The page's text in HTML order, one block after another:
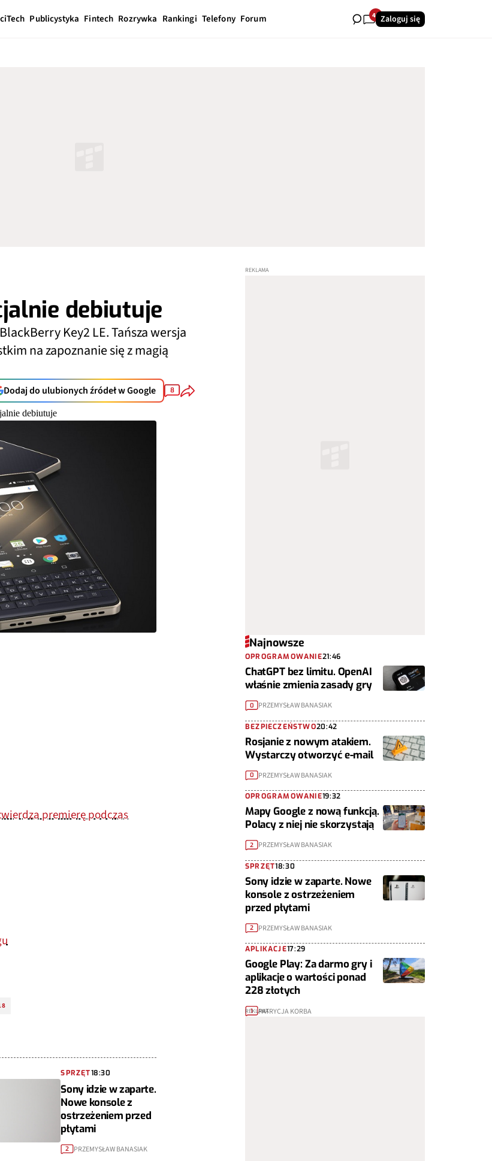
Tech Publicystyka Fintech Rozrywka Rankingi Telefony Forum 40Zaloguj się
debiutuje
Key2 LE. Tańsza wersja
na zapoznanie się z magią
Dodaj do ulubionych źródeł w Google 8
premierę podczas
SPRZĘT18:30
Sony idzie w zaparte.
Nowe konsole z
ostrzeżeniem przed
płytami
2 PRZEMYSŁAW BANASIAK
Najnowsze
OPROGRAMOWANIE21:46
ChatGPT bez limitu. OpenAI
właśnie zmienia zasady gry
0 PRZEMYSŁAW BANASIAK
BEZPIECZEŃSTWO20:42
Rosjanie z nowym atakiem.
Wystarczy otworzyć e-mail
0 PRZEMYSŁAW BANASIAK
OPROGRAMOWANIE19:32
Mapy Google z nową funkcją.
Polacy z niej nie skorzystają
2 PRZEMYSŁAW BANASIAK
SPRZĘT18:30
Sony idzie w zaparte. Nowe
konsole z ostrzeżeniem
przed płytami
2 PRZEMYSŁAW BANASIAK
APLIKACJE17:29
Google Play: Za darmo gry i
aplikacje o wartości ponad
228 złotych
1 PATRYCJA KORBA